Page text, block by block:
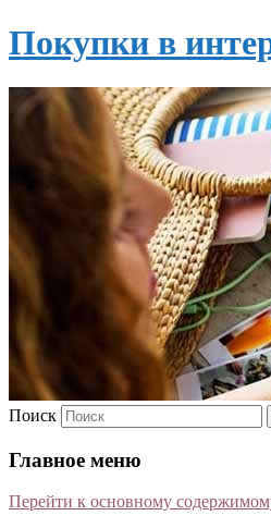
Покупки в
Поиск
Главное меню
Перейти к основному